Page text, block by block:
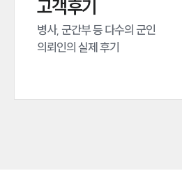
고객후기
병사, 군간부 등 다수의 군인
의뢰인의 실제 후기